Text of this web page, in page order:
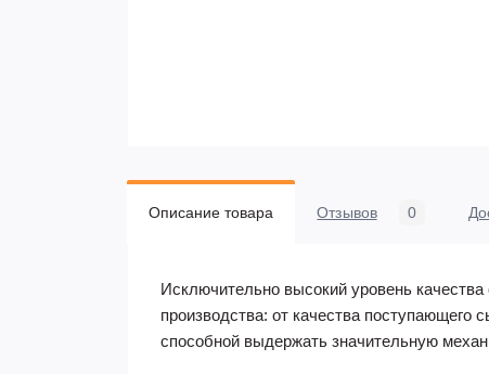
Описание товара Отзывов 0
Исключительно высокий уровень
производства: от качества поступающего
способной выдержать значительную